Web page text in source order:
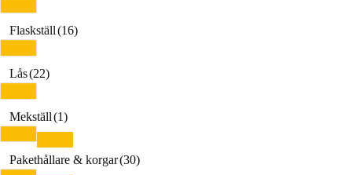
Flaskställ(16)
Lås(22)
Mekställ(1)
Pakethållare & korgar(30)